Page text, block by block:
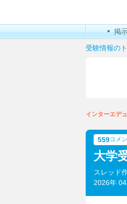
掲
受験情報の
インターエデ
559コメ
大学
スレッド
2026年